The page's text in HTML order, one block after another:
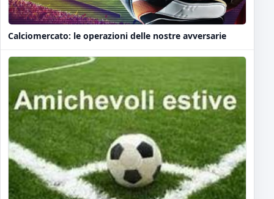
Calciomercato: le operazioni delle nostre avversarie